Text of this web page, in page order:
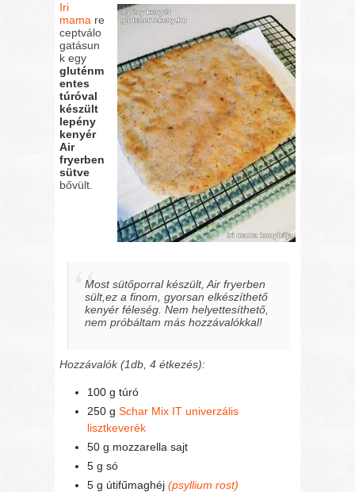
Iri
mama re
ceptválo
gatásun
k egy
gluténm
entes
túróval
készült
lepény
kenyér
Air
fryerben
sütve
bővült.
Most sütőporral készült, Air fryerben
sült,ez a finom, gyorsan elkészíthető
kenyér féleség. Nem helyettesíthető,
nem próbáltam más hozzávalókkal!
Hozzávalók (1db, 4 étkezés):
100 g túró
250 gSchar Mix IT univerzális
lisztkeverék
50 g mozzarella sajt
5 g só
5 g útifűmaghéj(psyllium rost)